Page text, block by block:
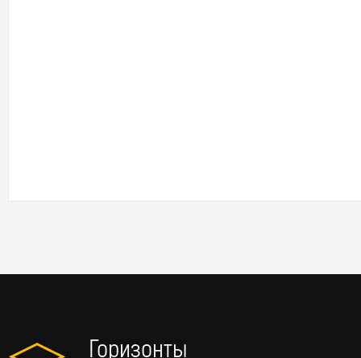
Горизонты